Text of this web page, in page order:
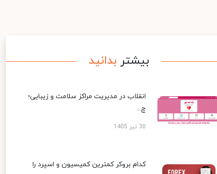
بیشتر بدانید
انقلاب در مدیریت مراکز سلامت و زیبایی؛
چ...
30 تیر 1405
کدام بروکر کمترین کمیسیون و اسپرد را